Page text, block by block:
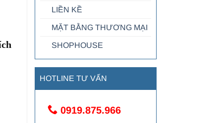
LIỀN KỀ
MẶT BẰNG THƯƠNG MẠI
SHOPHOUSE
HOTLINE TƯ VẤN
0919.875.966